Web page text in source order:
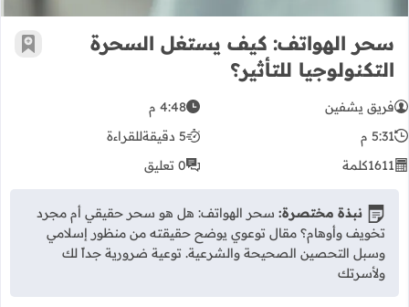
سحر الهواتف: كيف يستغل السحرة
التكنولوجيا للتأثير؟
أضف
فريق يشفين
4:48 م
5:31 م
5 دقيقة
للقراءة
1611كلمة 0 تعليق
نبذة مختصرة: سحر الهواتف: هل هو سحر حقيقي أم مجرد
تخويف وأوهام؟ مقال توعوي يوضح حقيقته من منظور إسلامي
وسبل التحصين الصحيحة والشرعية. توعية ضرورية جداً لك
ولأسرتك